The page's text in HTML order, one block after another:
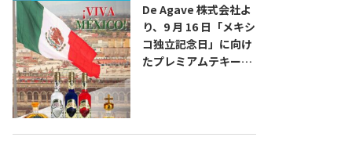
De Agave 株式会社よ
り、9 月 16 日「メキシ
コ独立記念日」に向け
たプレミアムテキーラ